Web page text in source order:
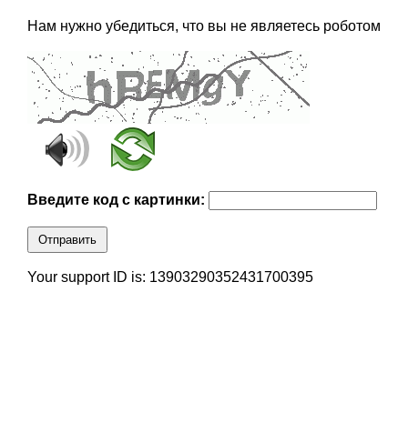
Нам нужно убедиться, что вы не являетесь роботом
Введите код с картинки:
Отправить
Your support ID is: 13903290352431700395